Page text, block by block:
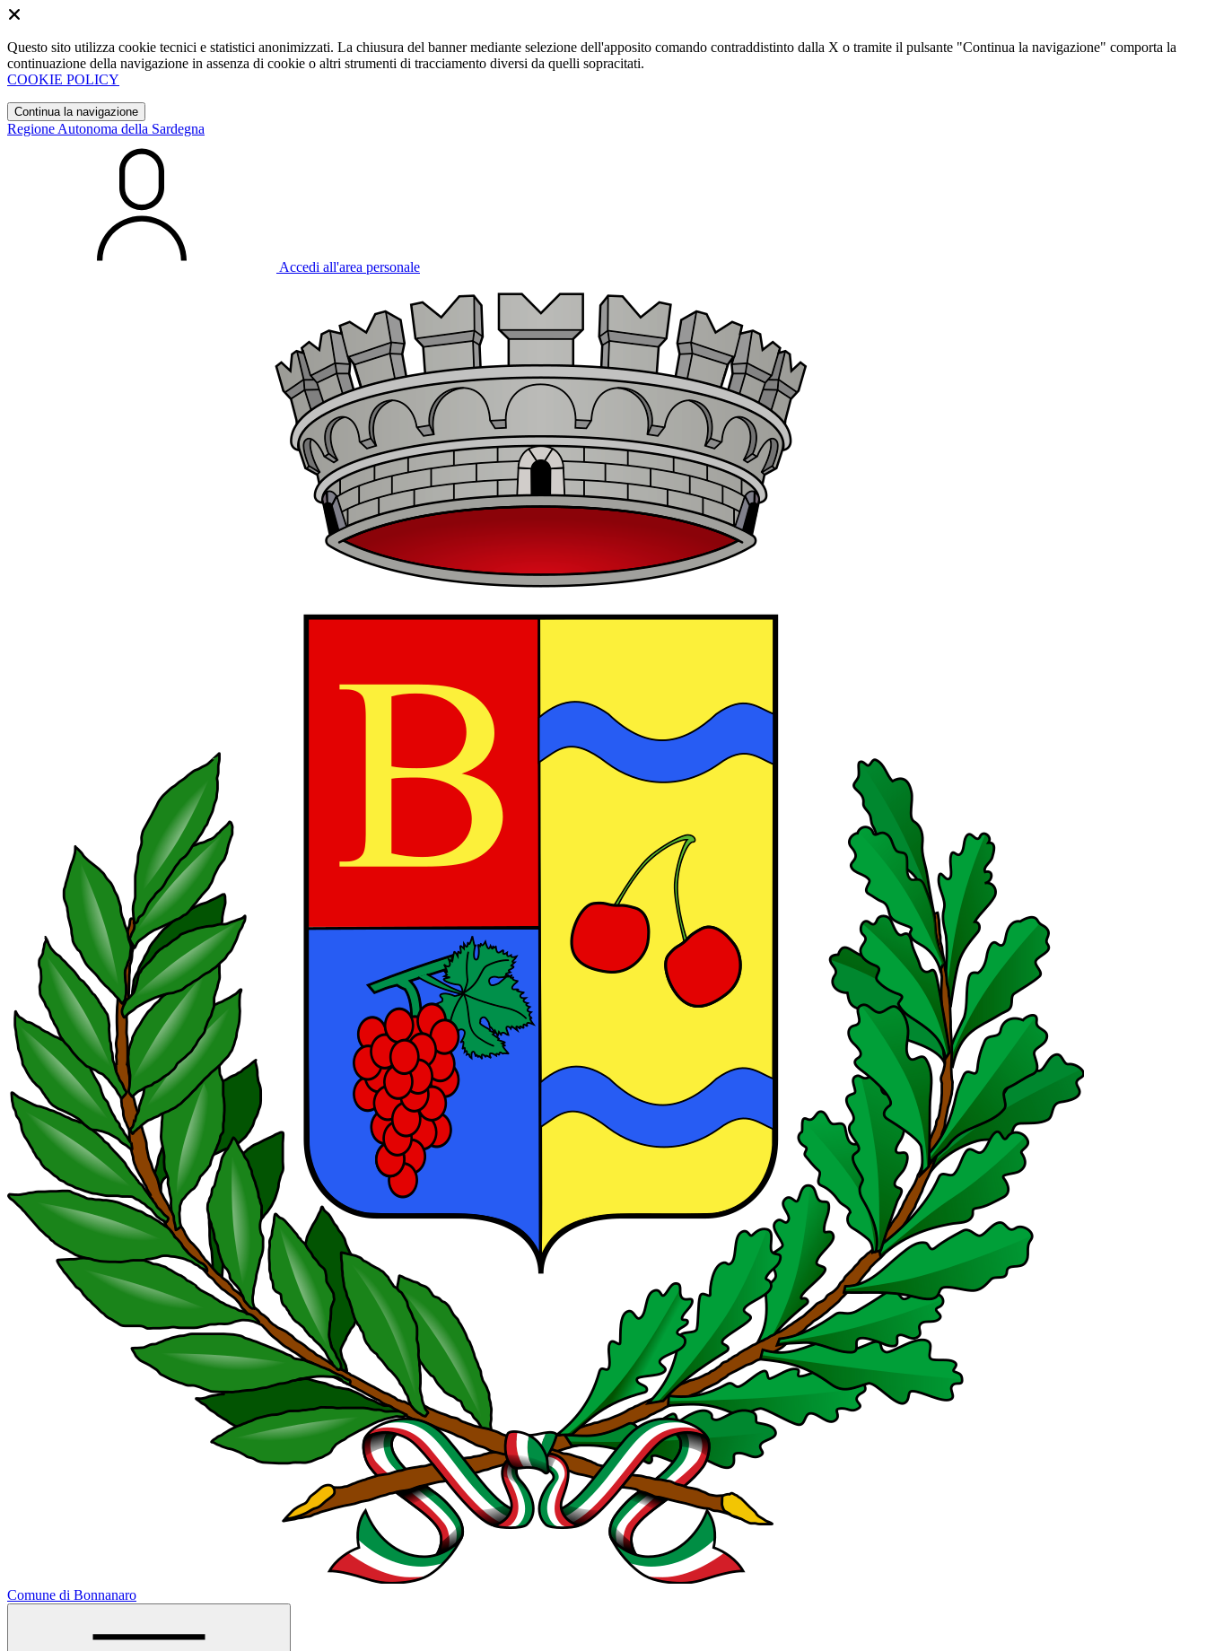
Questo sito utilizza cookie tecnici e statistici anonimizzati. La chiusura del banner mediante selezione dell'apposito comando contraddistinto dalla X o tramite il pulsante "Continua la navigazione" comporta la
continuazione della navigazione in assenza di cookie o altri strumenti di tracciamento diversi da quelli sopracitati.
COOKIE POLICY
Continua la navigazione
Regione Autonoma della Sardegna
Accedi all'area personale
Comune di Bonnanaro